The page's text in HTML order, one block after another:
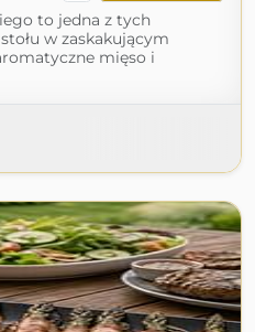
to jedna z tych
w zaskakującym
mięso i